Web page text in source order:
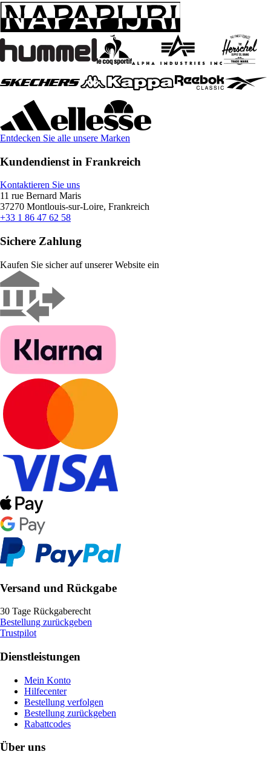
Entdecken Sie alle unsere Marken
Kundendienst in Frankreich
Kontaktieren Sie uns
11 rue Bernard Maris
37270 Montlouis-sur-Loire, Frankreich
+33 1 86 47 62 58
Sichere Zahlung
Kaufen Sie sicher auf unserer Website ein
Versand und Rückgabe
30 Tage Rückgaberecht
Bestellung zurückgeben
Trustpilot
Dienstleistungen
Mein Konto
Hilfecenter
Bestellung verfolgen
Bestellung zurückgeben
Rabattcodes
Über uns